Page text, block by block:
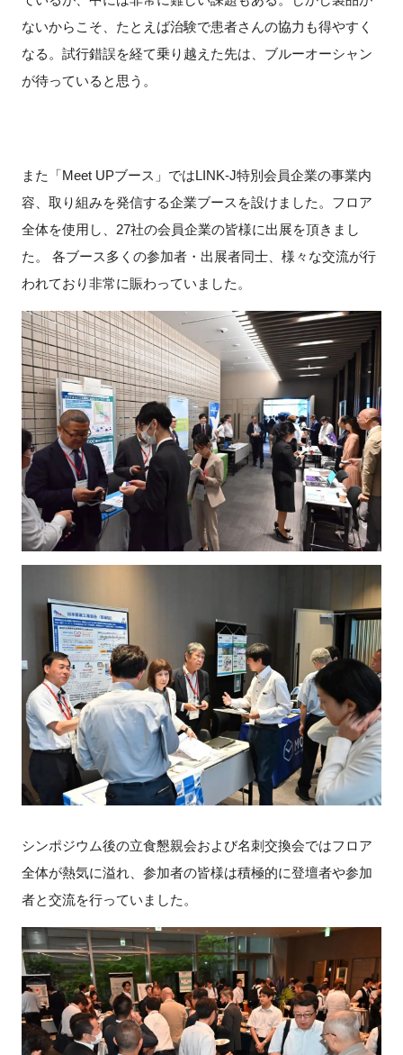
ないからこそ、たとえば治験で患者さんの協力も得やすく
なる。試行錯誤を経て乗り越えた先は、ブルーオーシャン
が待っていると思う。
また「Meet UPブース」ではLINK-J特別会員企業の事業内
容、取り組みを発信する企業ブースを設けました。フロア
全体を使用し、27社の会員企業の皆様に出展を頂きまし
た。 各ブース多くの参加者・出展者同士、様々な交流が行
われており非常に賑わっていました。
シンポジウム後の立食懇親会および名刺交換会ではフロア
全体が熱気に溢れ、参加者の皆様は積極的に登壇者や参加
者と交流を行っていました。